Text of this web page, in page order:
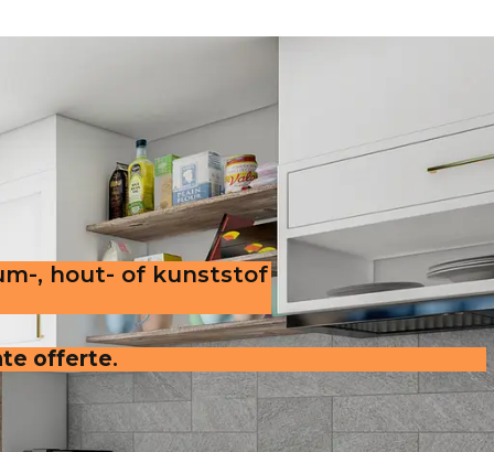
, hout- of kunststof
offerte.